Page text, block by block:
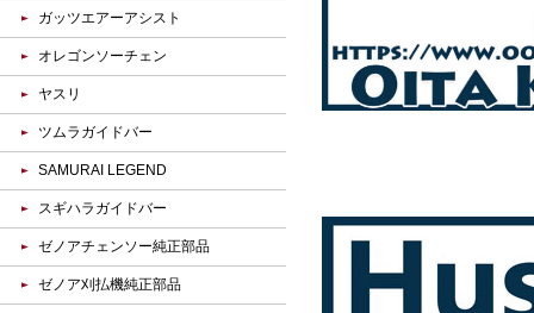
ガッツエアーアシスト
オレゴンソーチェン
ヤスリ
ツムラガイドバー
SAMURAI LEGEND
スギハラガイドバー
ゼノアチェンソー純正部品
ゼノア刈払機純正部品